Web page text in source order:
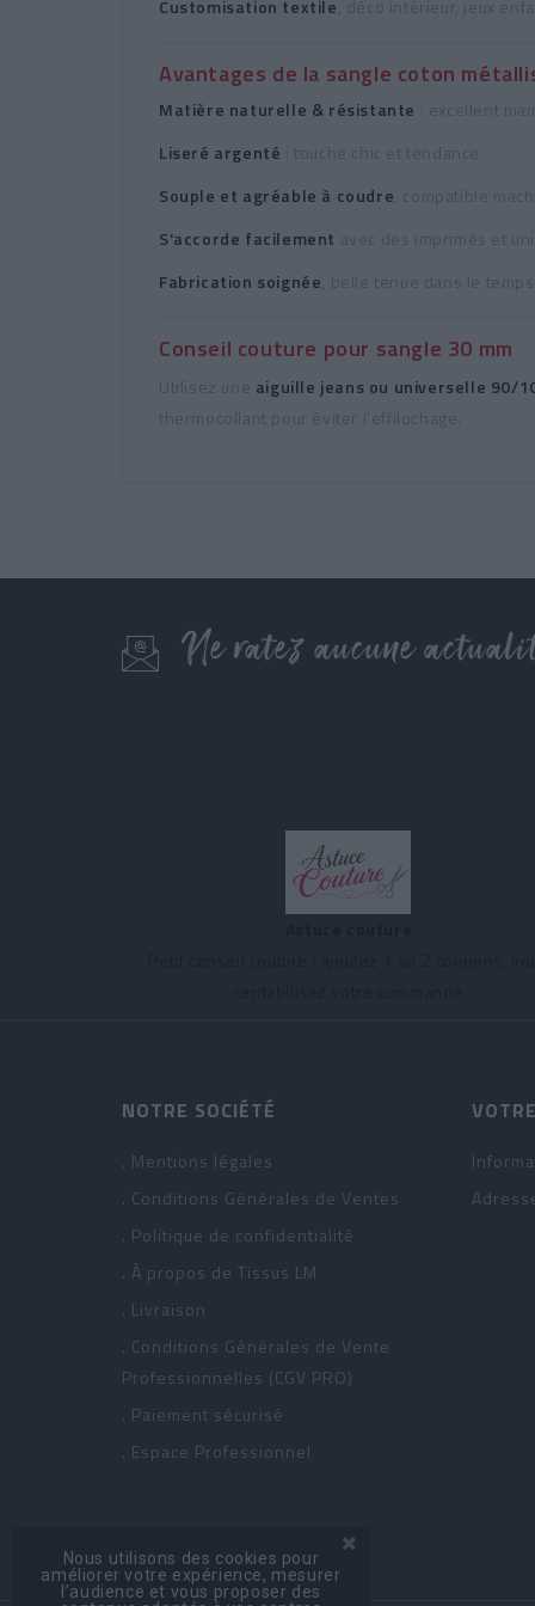
Customisation textile
Avantages de la sangle coton
Matière naturelle & résistante
Liseré argenté
Souple et agréable à coudre
S'accorde facilement
Fabrication soignée
Conseil couture pour sangle 30 mm
aiguille jeans ou universelle 90/
Ne ratez aucune
NOTRE SOCIÉTÉ
. Mentions légales
. Conditions Générales de Ventes
. Politique de confidentialité
. À propos de Tissus LM
. Livraison
. Conditions Générales de Vente
Professionnelles (CGV PRO)
. Paiement sécurisé
. Espace Professionnel
Nous utilisons des cookies pour
améliorer votre expérience, mesurer
l’audience et vous proposer des